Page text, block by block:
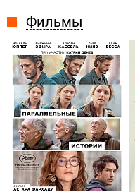
Фильмы